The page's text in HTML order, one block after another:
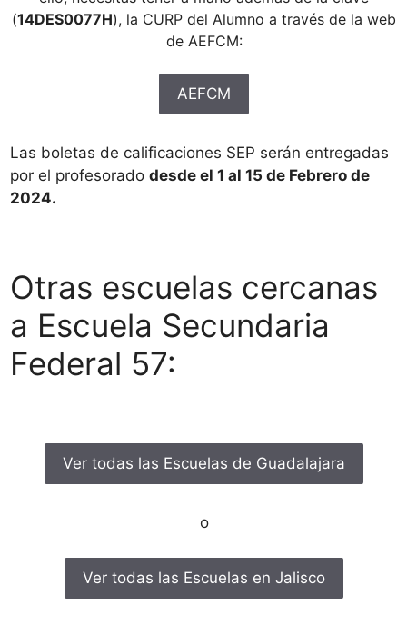
(14DES0077H), la CURP del Alumno a través de la web
de AEFCM:
AEFCM
Las boletas de calificaciones SEP serán entregadas
por el profesorado desde el 1 al 15 de Febrero de
2024.
Otras escuelas cercanas
a Escuela Secundaria
Federal 57:
Ver todas las Escuelas de Guadalajara
o
Ver todas las Escuelas en Jalisco